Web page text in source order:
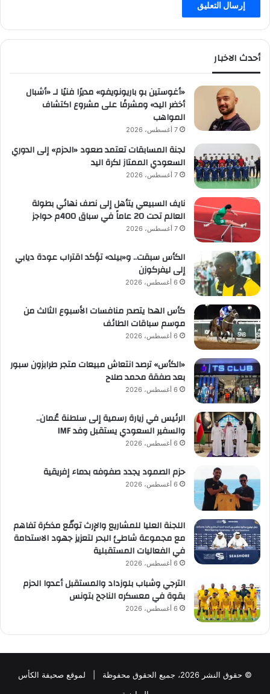
أحدث الاخبار
«أغوستين بو باريونويفو» مديرًا فنيًا لـ «أشبال
أخضر اليد» ومشرفًا على مشروع اكتشاف
المواهب
7 أغسطس، 2026
لجنة المسابقات تعتمد صعود «الحزم» إلى الدوري
السعودي الممتاز لكرة اليد
7 أغسطس، 2026
نايف السبيعي يتأهل إلى نصف نهائي بطولة
العالم تحت 20 عاماً في سباق 400م حواجز
7 أغسطس، 2026
الكأس سبقت.. و«بيلد» تؤكد اقتراب عودة ديابي
إلى ليفركوزن
6 أغسطس، 2026
كأس الهدا يتصدر منافسات الأسبوع الثالث من
موسم سباقات الطائف
6 أغسطس، 2026
«الكأس» ترصد انتعاش مبيعات متجر طرابزون سبور
بعد صفقة محمد صلاح
6 أغسطس، 2026
الرئيس في زيارة رسمية إلى سلطنة عُمان..
والسفير السعودي يستقبل وفد IMF
6 أغسطس، 2026
حزم الصمود يجدد صفوفه بدماء إفريقية
6 أغسطس، 2026
اللجنة العليا للمشاريع والإرث توقّع مذكرة تفاهم
مع مجموعة شاطئ البحر لتعزيز جهود الاستدامة
في الفعاليات المستقبلية
6 أغسطس، 2026
الترجي وشباب بلوزداد والمستقبل أعدوا الحزم
بقوة في معسكره الناجح بتونس
6 أغسطس، 2026
© حقوق النشر 2026، جميع الحقوق محفوظة | لموقع صحيفة الكأس